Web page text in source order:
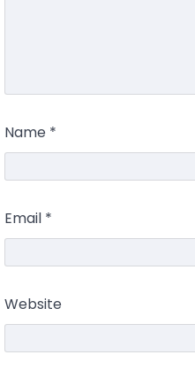
Name *
Email *
Website